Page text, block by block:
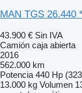
MAN TGS 26.440
43.900 € Sin IVA
Camión caja abierta
2016
562.000 km
Potencia 440 Hp
13.000 kg Volumen